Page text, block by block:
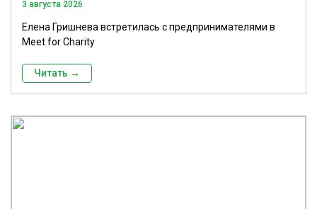
3 августа 2026
Елена Гришнева встретилась с предпринимателями в
Meet for Charity
Читать →